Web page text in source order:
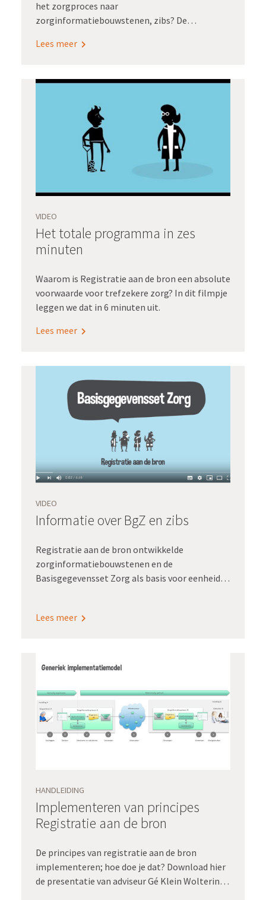
het zorgproces naar
zorginformatiebouwstenen, zibs? De
bijbehorende analysebestand geven praktische
gaat.
Lees meer
VIDEO
Het totale programma in zes
minuten
Waarom is Registratie aan de bron een absolute
voorwaarde voor trefzekere zorg? In dit filmpje
leggen we dat in 6 minuten uit.
Lees meer
VIDEO
Informatie over BgZ en zibs
Registratie aan de bron ontwikkelde
zorginformatiebouwstenen en de
Basisgegevensset Zorg als basis voor eenheid
Lees meer
HANDLEIDING
Implementeren van principes
Registratie aan de bron
De principes van registratie aan de bron
implementeren; hoe doe je dat? Download hier
de presentatie van adviseur Gé Klein Wolterink